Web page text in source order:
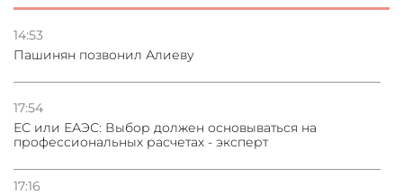
14:53
Пашинян позвонил Алиеву
17:54
ЕС или ЕАЭС: Выбор должен основываться на
профессиональных расчетах - эксперт
17:16
Стратегия безопасности ОДКБ допускает применение
Азербайджане
31.07.2026
Сотрудничество и очереди – детали визита главы
погрануправления СНБ Армении в Тбилиси